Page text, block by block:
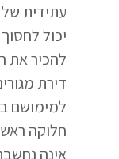
עתידית של
יכול
להכיר את
דירת
למימושם
חלוקה
אינה